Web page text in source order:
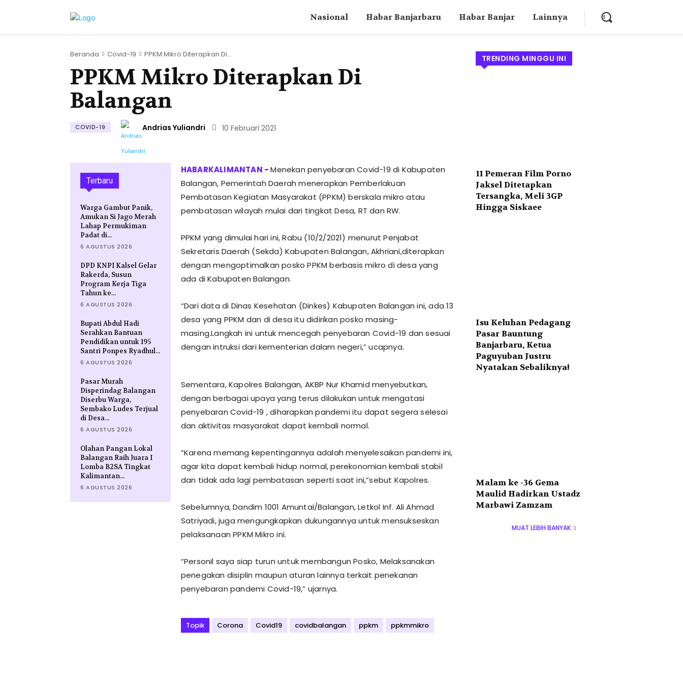
Nasional Habar Banjarbaru Habar Banjar Lainnya
Beranda Covid-19 PPKM Mikro Diterapkan Di...
PPKM Mikro Diterapkan Di
Balangan
COVID-19 Andrias Yuliandri 10 Februari 2021
Terbaru
Warga Gambut Panik,
Amukan Si Jago Merah
Lahap Permukiman
Padat di...
6 AGUSTUS 2026
DPD KNPI Kalsel Gelar
Rakerda, Susun
Program Kerja Tiga
Tahun ke...
6 AGUSTUS 2026
Bupati Abdul Hadi
Serahkan Bantuan
Pendidikan untuk 195
Santri Ponpes Ryadhul...
6 AGUSTUS 2026
Pasar Murah
Disperindag Balangan
Diserbu Warga,
Sembako Ludes Terjual
di Desa...
6 AGUSTUS 2026
Olahan Pangan Lokal
Balangan Raih Juara I
Lomba B2SA Tingkat
Kalimantan...
6 AGUSTUS 2026
Menekan penyebaran Covid-19 di Kabupaten
Balangan, Pemerintah Daerah menerapkan Pemberlakuan
Pembatasan Kegiatan Masyarakat (PPKM) berskala mikro atau
pembatasan wilayah mulai dari tingkat Desa, RT dan RW.
PPKM yang dimulai hari ini, Rabu (10/2/2021) menurut Penjabat
Sekretaris Daerah (Sekda) Kabupaten Balangan, Akhriani,diterapkan
dengan mengoptimalkan posko PPKM berbasis mikro di desa yang
ada di Kabupaten Balangan.
“Dari data di Dinas Kesehatan (Dinkes) Kabupaten Balangan ini, ada 13
desa yang PPKM dan di desa itu didirikan posko masing-
masing.Langkah ini untuk mencegah penyebaran Covid-19 dan sesuai
dengan intruksi dari kementerian dalam negeri,” ucapnya.
Sementara, Kapolres Balangan, AKBP Nur Khamid menyebutkan,
dengan berbagai upaya yang terus dilakukan untuk mengatasi
penyebaran Covid-19 , diharapkan pandemi itu dapat segera selesai
dan aktivitas masyarakat dapat kembali normal.
“Karena memang kepentingannya adalah menyelesaikan pandemi ini,
agar kita dapat kembali hidup normal, perekonomian kembali stabil
dan tidak ada lagi pembatasan seperti saat ini,”sebut Kapolres.
Sebelumnya, Dandim 1001 Amuntai/Balangan, Letkol Inf. Ali Ahmad
Satriyadi, juga mengungkapkan dukungannya untuk mensukseskan
pelaksanaan PPKM Mikro ini.
“Personil saya siap turun untuk membangun Posko, Melaksanakan
penegakan disiplin maupun aturan lainnya terkait penekanan
penyebaran pandemi Covid-19,” ujarnya.
Topik Corona Covid19 covidbalangan ppkm ppkmmikro
TRENDING MINGGU INI
11 Pemeran Film Porno
Jaksel Ditetapkan
Tersangka, Meli 3GP
Hingga Siskaee
Isu Keluhan Pedagang
Pasar Bauntung
Banjarbaru, Ketua
Paguyuban Justru
Nyatakan Sebaliknya!
Malam ke -36 Gema
Maulid Hadirkan Ustadz
Marbawi Zamzam
MUAT LEBIH BANYAK